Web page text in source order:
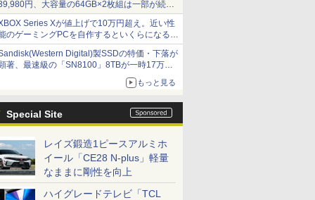
円、大容量の64GB×2枚組は一部が続騰
月前半のメモリ価格]
Series Xが値上げで10万円超え。近い性
のゲーミングPCを自作するといくらになる？
石田賀津男の『酒の肴にPCゲーム』】
Digital)製SSDの特価・下落が
著、最速級の「SN8100」8TBが一時17万円
もっと見る
Special Site
レイズ鍛造1ピースアルミホ
イール「CE28 N-plus」軽量
なままに剛性を向上
ハイグレードテレビ「TCL